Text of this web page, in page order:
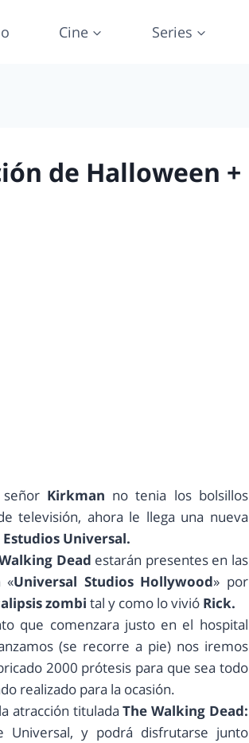
Cine Series
de Halloween +
Kirkman no tenia los bolsillos
televisión, ahora le llega una nueva
Estudios Universal.
Dead estarán presentes en las
«Universal Studios Hollywood» por
zombi tal y como lo vivió Rick.
que comenzara justo en el hospital
(se recorre a pie) nos iremos
2000 prótesis para que sea todo
realizado para la ocasión.
atracción tituladaThe Walking Dead:
Universal, y podrá disfrutarse junto